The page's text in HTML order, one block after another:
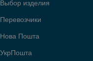
Выбор изделия
Перевозчики
Нова Пошта
УкрПошта